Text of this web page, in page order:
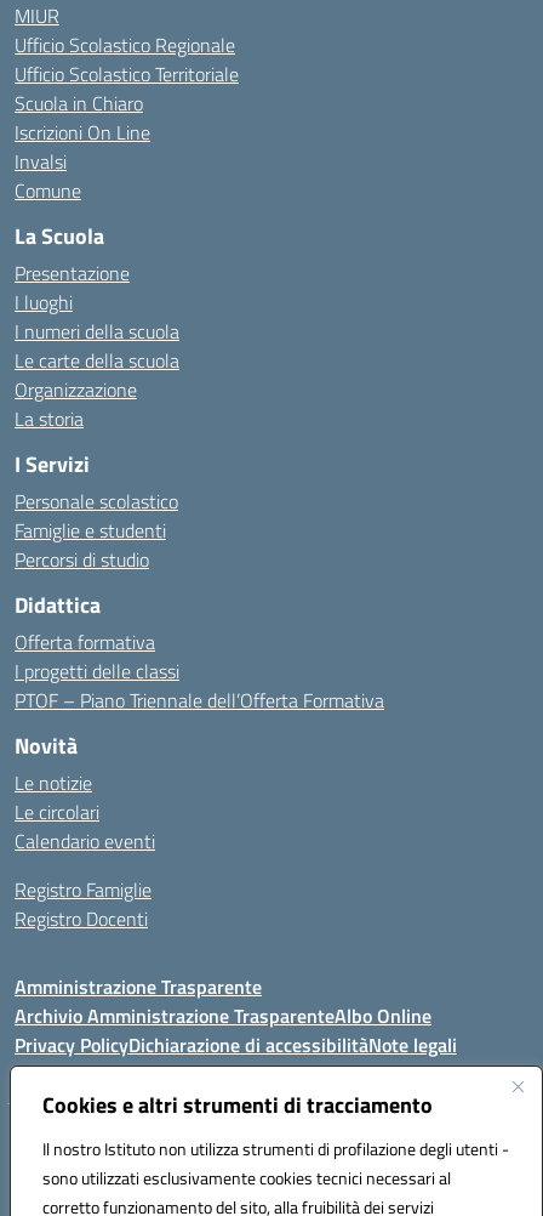
Cookies e altri strumenti di tracciamento
Il nostro Istituto non utilizza strumenti di profilazione degli utenti -
sono utilizzati esclusivamente cookies tecnici necessari al
corretto funzionamento del sito, alla fruibilità dei servizi
MIUR
Ufficio Scolastico Regionale
Ufficio Scolastico Territoriale
Scuola in Chiaro
Iscrizioni On Line
Invalsi
Comune
La Scuola
Presentazione
I luoghi
I numeri della scuola
Le carte della scuola
Organizzazione
La storia
I Servizi
Personale scolastico
Famiglie e studenti
Percorsi di studio
Didattica
Offerta formativa
I progetti delle classi
PTOF – Piano Triennale dell’Offerta Formativa
Novità
Le notizie
Le circolari
Calendario eventi
Registro Famiglie
Registro Docenti
Amministrazione Trasparente
Archivio Amministrazione TrasparenteAlbo Online
Privacy PolicyDichiarazione di accessibilitàNote legali
Istituto Comprensivo Statale
Via Cupa Campanariello, 5 - 80059, Torre del Greco (NA)